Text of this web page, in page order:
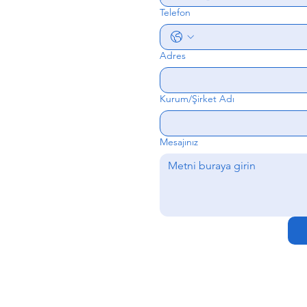
Telefon
Adres
Kurum/Şirket Adı
Mesajınız